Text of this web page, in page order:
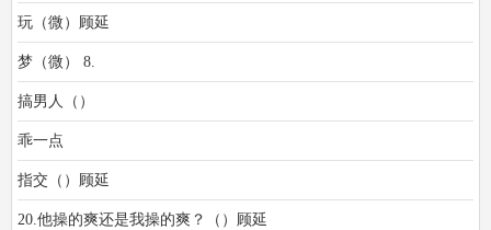
玩（微）顾延
梦（微） 8.
搞男人（）
乖一点
指交（）顾延
20.他操的爽还是我操的爽？（）顾延